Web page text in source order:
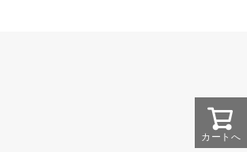
カートへ